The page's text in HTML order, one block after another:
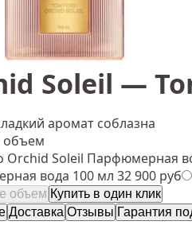
Soleil —
аромат соблазна
объем
Парфюмерная
вода 100 мл 32 900 руб
объем Купить в один клик
Доставка Отзывы Гарантия